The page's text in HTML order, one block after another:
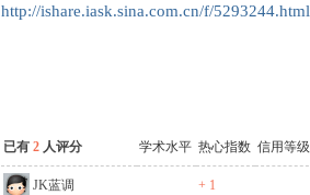
http://ishare.iask.sina.com.cn/f/5293244.html
已有 2 人评分 学术水平 热心指数 信用等级
JK蓝调 + 1